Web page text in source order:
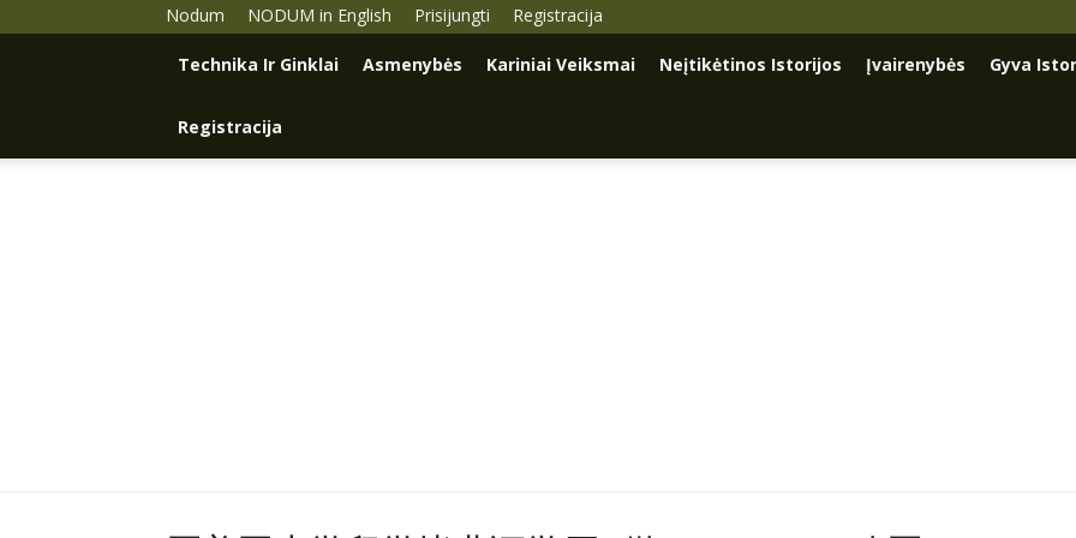
Nodum NODUM in English Prisijungti Registracija
Technika Ir Ginklai Asmenybės Kariniai Veiksmai Neįtikėtinos Istorijos Įvairenybės Gyva
Registracija